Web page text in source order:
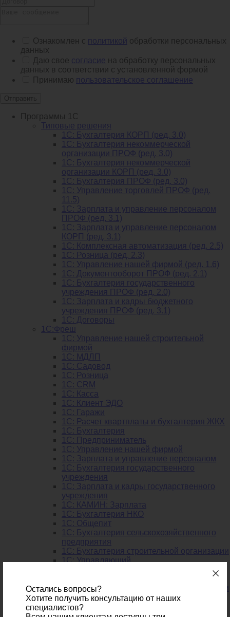
Ознакомлен с политикой обработки персональных
данных
Даю свое согласие на обработку персональных
данных в соответствии с установленной формой
Принимаю пользовательское соглашение
Отправить
Программы 1С
Типовые решения
1C: Бухгалтерия КОРП (ред. 3.0)
1С: Бухгалтерия некоммерческой
организации ПРОФ (ред. 3.0)
1С: Бухгалтерия некоммерческой
организации КОРП (ред. 3.0)
1C: Бухгалтерия ПРОФ (ред. 3.0)
1C: Управление торговлей ПРОФ (ред.
11.5)
1C: Зарплата и управление персоналом
ПРОФ (ред. 3.1)
1C: Зарплата и управление персоналом
КОРП (ред. 3.1)
1C: Комплексная автоматизация (ред. 2.5)
1С: Розница (ред. 2.3)
1С: Управление нашей фирмой (ред. 1.6)
1С: Документооборот ПРОФ (ред. 2.1)
1C: Бухгалтерия государственного
учреждения ПРОФ (ред. 2.0)
1C: Зарплата и кадры бюджетного
учреждения ПРОФ (ред. 3.1)
1С: Договоры
1С:Фреш
1С: Управление нашей строительной
фирмой
1С: МДЛП
1С: Садовод
1С: Розница
1C: CRM
1C: Касса
1С: Клиент ЭДО
1С: Гаражи
1C: Расчет квартплаты и бухгалтерия ЖКХ
1C: Бухгалтерия
1C: Предприниматель
1C: Управление нашей фирмой
1C: Зарплата и управление персоналом
1C: Бухгалтерия государственного
учреждения
1C: Зарплата и кадры государственного
учреждения
1C: КАМИН: Зарплата
1C: Бухгалтерия НКО
1С: Общепит
1С: Бухгалтерия сельскохозяйст­венного
предприятия
1С: Бухгалтерия строительной организации
1С: Управляющий
1С: Бухгалтерия строительной организации
1С: Розница. Салон оптики
1С: Розница. Магазин автозапчастей
Остались вопросы?
Хотите получить консультацию от наших
специалистов?